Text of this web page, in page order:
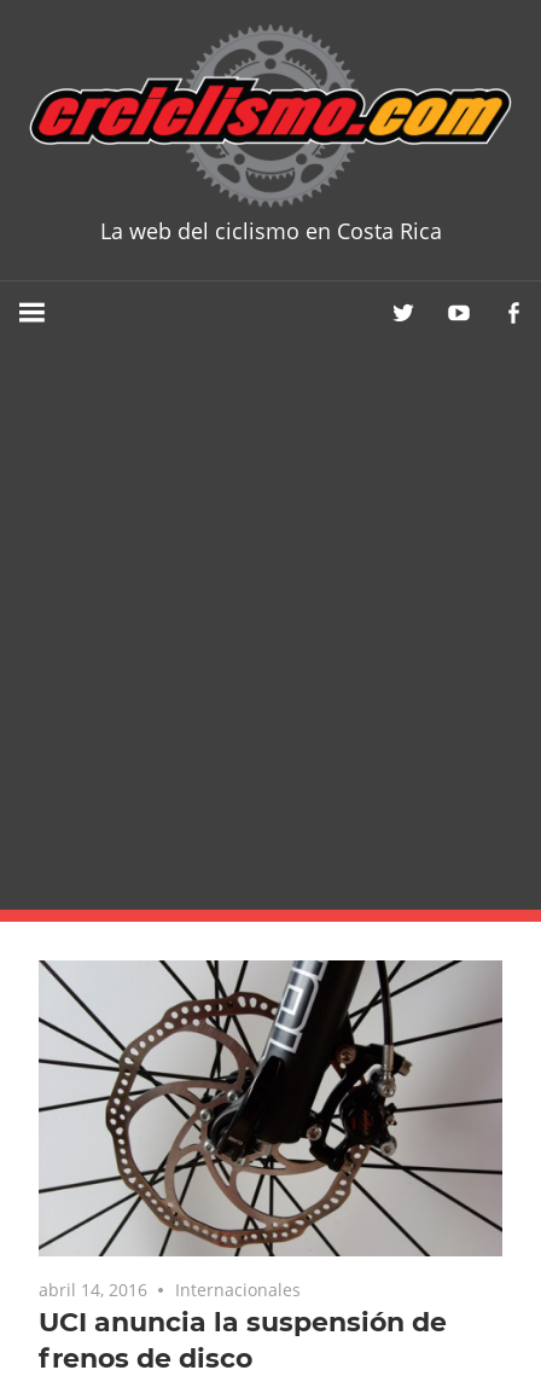
content
La web del ciclismo en Costa Rica
abril 14, 2016 Internacionales
UCI anuncia la suspensión de
frenos de disco